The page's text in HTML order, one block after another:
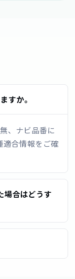
すか。
、ナビ品番に
適合情報をご確
場合はどうす